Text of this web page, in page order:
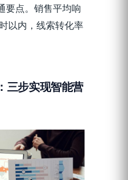
要点。销售平均响
以内，线索转化率
三步实现智能营